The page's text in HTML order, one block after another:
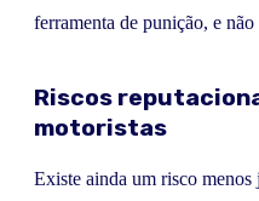
ferramenta de punição, e não
Riscos
motoristas
Existe ainda um risco